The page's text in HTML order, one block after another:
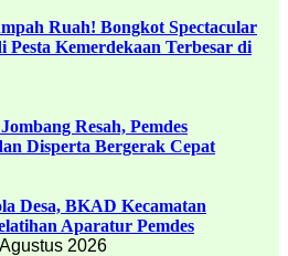
Ruah! Bongkot Spectacular
Pesta Kemerdekaan Terbesar di
Resah, Pemdes
Disperta Bergerak Cepat
Desa, BKAD Kecamatan
Aparatur Pemdes
2026